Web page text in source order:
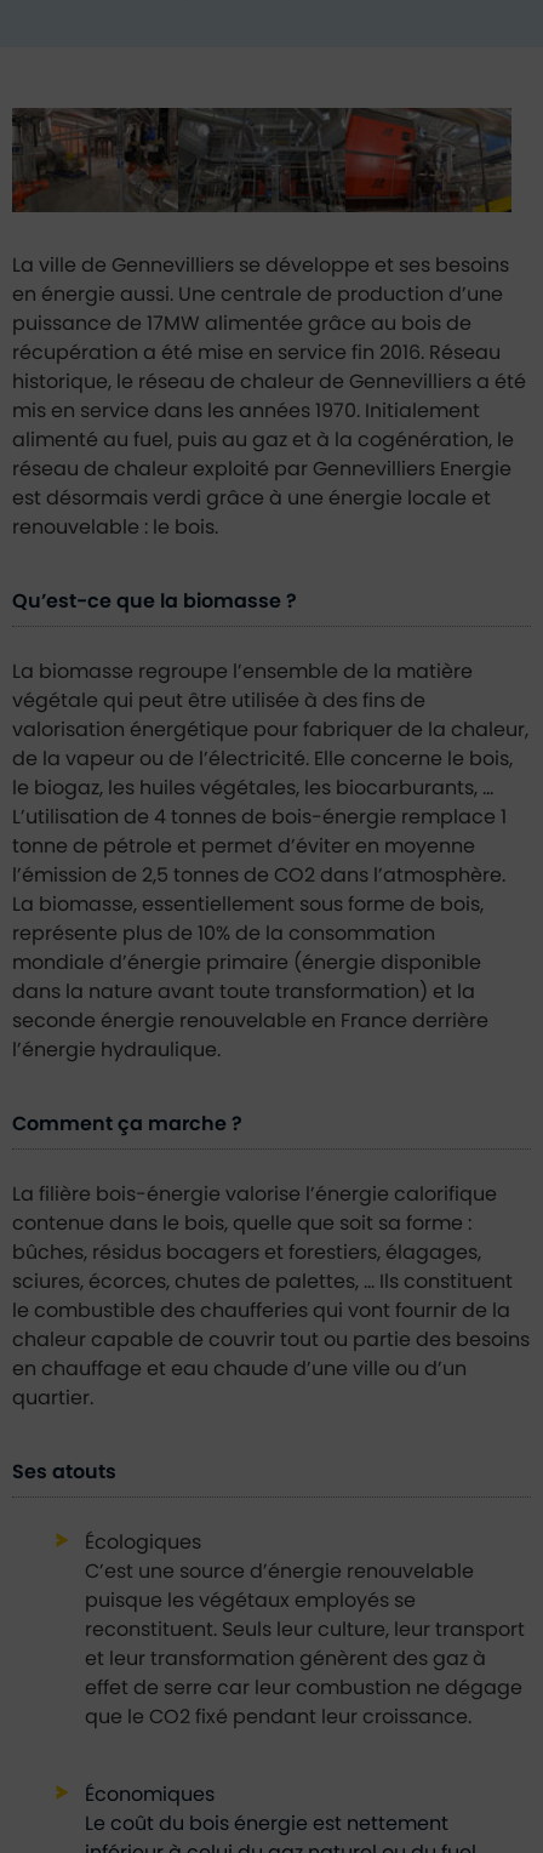
La ville de Gennevilliers se développe et ses besoins
en énergie aussi. Une centrale de production d’une
puissance de 17MW alimentée grâce au bois de
récupération a été mise en service fin 2016. Réseau
historique, le réseau de chaleur de Gennevilliers a été
mis en service dans les années 1970. Initialement
alimenté au fuel, puis au gaz et à la cogénération, le
réseau de chaleur exploité par Gennevilliers Energie
est désormais verdi grâce à une énergie locale et
renouvelable : le bois.
Qu’est-ce que la biomasse ?
La biomasse regroupe l’ensemble de la matière
végétale qui peut être utilisée à des fins de
valorisation énergétique pour fabriquer de la chaleur,
de la vapeur ou de l’électricité. Elle concerne le bois,
le biogaz, les huiles végétales, les biocarburants, …
L’utilisation de 4 tonnes de bois-énergie remplace 1
tonne de pétrole et permet d’éviter en moyenne
l’émission de 2,5 tonnes de CO2 dans l’atmosphère.
La biomasse, essentiellement sous forme de bois,
représente plus de 10% de la consommation
mondiale d’énergie primaire (énergie disponible
dans la nature avant toute transformation) et la
seconde énergie renouvelable en France derrière
l’énergie hydraulique.
Comment ça marche ?
La filière bois-énergie valorise l’énergie calorifique
contenue dans le bois, quelle que soit sa forme :
bûches, résidus bocagers et forestiers, élagages,
sciures, écorces, chutes de palettes, … Ils constituent
le combustible des chaufferies qui vont fournir de la
chaleur capable de couvrir tout ou partie des besoins
en chauffage et eau chaude d’une ville ou d’un
quartier.
Ses atouts
Écologiques
C’est une source d’énergie renouvelable
puisque les végétaux employés se
reconstituent. Seuls leur culture, leur transport
et leur transformation génèrent des gaz à
effet de serre car leur combustion ne dégage
que le CO2 fixé pendant leur croissance.
Économiques
Le coût du bois énergie est nettement